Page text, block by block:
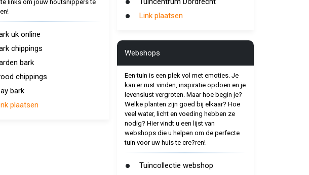
links om jouw houtsnippers te
uk online
chippings
bark
chippings
bark
plaatsen
Link plaatsen
Webshops
Een tuin is een plek vol met emoties. Je
kan er rust vinden, inspiratie opdoen en je
levenslust vergroten. Maar hoe begin je?
Welke planten zijn goed bij elkaar? Hoe
veel water, licht en voeding hebben ze
nodig? Hier vindt u een lijst van
webshops die u helpen om de perfecte
tuin voor uw huis te cre?ren!
Tuincollectie webshop